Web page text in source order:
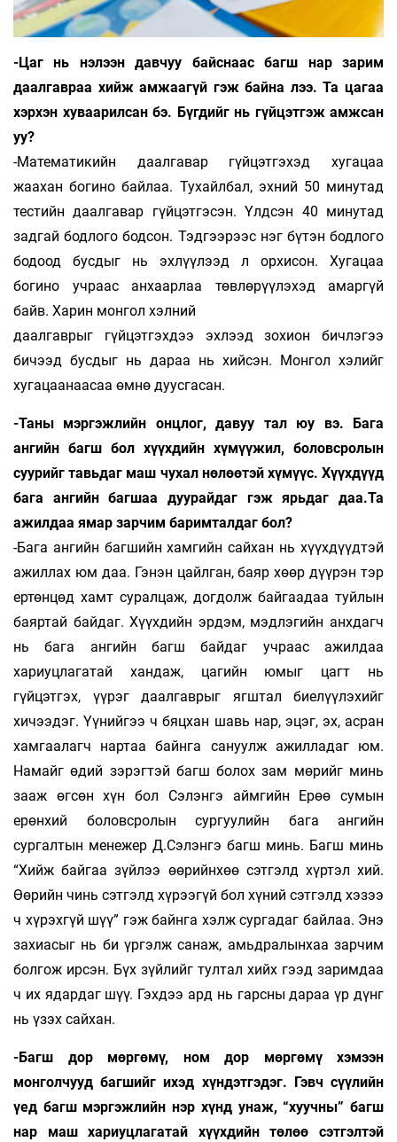
-Цаг нь нэлээн давчуу байснаас багш нар зарим
даалгавраа хийж амжаагүй гэж байна лээ. Та цагаа
хэрхэн хуваарилсан бэ. Бүгдийг нь гүйцэтгэж амжсан
уу?
-Математикийн даалгавар гүйцэтгэхэд хугацаа
жаахан богино байлаа. Тухайлбал, эхний 50 минутад
тестийн даалгавар гүйцэтгэсэн. Үлдсэн 40 минутад
задгай бодлого бодсон. Тэдгээрээс нэг бүтэн бодлого
бодоод бусдыг нь эхлүүлээд л орхисон. Хугацаа
богино учраас анхаарлаа төв­лөрүүлэхэд амаргүй
байв. Харин монгол хэлний
даалгаврыг гүйцэтгэхдээ эхлээд зохион бичлэгээ
бичээд бусдыг нь дараа нь хийсэн. Монгол хэлийг
хугацаанаасаа өмнө дуусгасан.
-Таны мэргэжлийн онцлог, давуу тал юу вэ. Бага
ангийн багш бол хүүхдийн хүмүүжил, боловсролын
суурийг тавьдаг маш чухал нөлөөтэй хүмүүс. Хүүхдүүд
бага ангийн багшаа дуурайдаг гэж ярьдаг даа.Та
ажилдаа ямар зарчим баримталдаг бол?
-Бага ангийн багшийн хамгийн сайхан нь хүүхдүүдтэй
ажиллах юм даа. Гэнэн цайлган, баяр хөөр дүүрэн тэр
ертөнцөд хамт суралцаж, догдолж байгаадаа туйлын
баяр­тай байдаг. Хүүхдийн эрдэм, мэдлэгийн анхдагч
нь бага ангийн багш байдаг учраас ажилдаа
хариуцлагатай хандаж, цагийн юмыг цагт нь
гүйцэтгэх, үүрэг даалгаврыг ягштал биелүүлэхийг
хичээдэг. Үүнийгээ ч бяцхан шавь нар, эцэг, эх, асран
хамгаалагч нартаа байнга сануулж ажилладаг юм.
Намайг өдий зэрэгтэй багш болох зам мөрийг минь
зааж өгсөн хүн бол Сэлэнгэ аймгийн Ерөө сумын
ерөнхий боловсролын сургуулийн бага ангийн
сургалтын менежер Д.Сэлэнгэ багш минь. Багш минь
“Хийж байгаа зүйлээ өөрийнхөө сэтгэлд хүртэл хий.
Өөрийн чинь сэтгэлд хүрээгүй бол хүний сэтгэлд хэзээ
ч хүрэхгүй шүү” гэж байнга хэлж сургадаг байлаа. Энэ
захиасыг нь би үргэлж санаж, амьдралынхаа зарчим
болгож ирсэн. Бүх зүйлийг тултал хийх гээд заримдаа
ч их ядардаг шүү. Гэхдээ ард нь гарсны дараа үр дүнг
нь үзэх сайхан.
-Багш дор мөргөмү, ном дор мөргөмү хэмээн
монголчууд багшийг ихэд хүндэтгэдэг. Гэвч сүүлийн
үед багш мэргэжлийн нэр хүнд унаж, “хуучны” багш
нар маш хариуцлагатай хүүхдийн төлөө сэтгэлтэй